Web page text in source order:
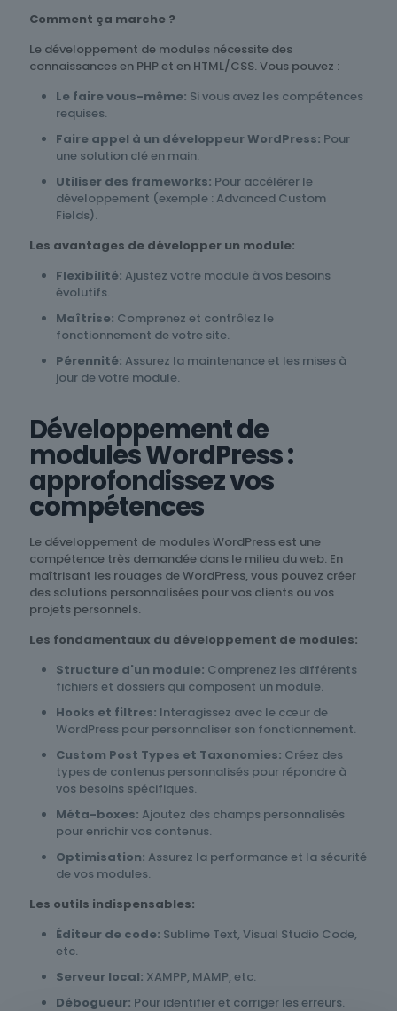
Comment ça marche ?
Le développement de modules nécessite des
connaissances en PHP et en HTML/CSS. Vous pouvez :
Le faire vous-même: Si vous avez les compétences
requises.
Faire appel à un développeur WordPress: Pour
une solution clé en main.
Utiliser des frameworks: Pour accélérer le
développement (exemple : Advanced Custom
Fields).
Les avantages de développer un module:
Flexibilité: Ajustez votre module à vos besoins
évolutifs.
Maîtrise: Comprenez et contrôlez le
fonctionnement de votre site.
Pérennité: Assurez la maintenance et les mises à
jour de votre module.
Développement de
modules WordPress :
approfondissez vos
compétences
Le développement de modules WordPress est une
compétence très demandée dans le milieu du web. En
maîtrisant les rouages de WordPress, vous pouvez créer
des solutions personnalisées pour vos clients ou vos
projets personnels.
Les fondamentaux du développement de modules:
Structure d'un module: Comprenez les différents
fichiers et dossiers qui composent un module.
Hooks et filtres: Interagissez avec le cœur de
WordPress pour personnaliser son fonctionnement.
Custom Post Types et Taxonomies: Créez des
types de contenus personnalisés pour répondre à
vos besoins spécifiques.
Méta-boxes: Ajoutez des champs personnalisés
pour enrichir vos contenus.
Optimisation: Assurez la performance et la sécurité
de vos modules.
Les outils indispensables:
Éditeur de code: Sublime Text, Visual Studio Code,
etc.
Serveur local: XAMPP, MAMP, etc.
Débogueur: Pour identifier et corriger les erreurs.